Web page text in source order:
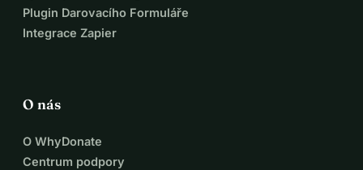
Plugin Darovacího Formuláře
Integrace Zapier
O nás
O WhyDonate
Centrum podpory